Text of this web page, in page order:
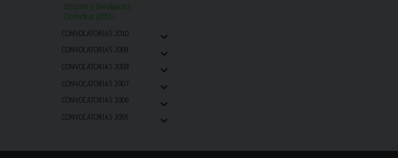
Difusión y Divulgación
Cientificas (2011)
CONVOCATORIAS 2010
⌄
CONVOCATORIAS 2009 ⌄
CONVOCATORIAS 2008 ⌄
CONVOCATORIAS 2007 ⌄
CONVOCATORIAS 2006 ⌄
CONVOCATORIAS 2005 ⌄